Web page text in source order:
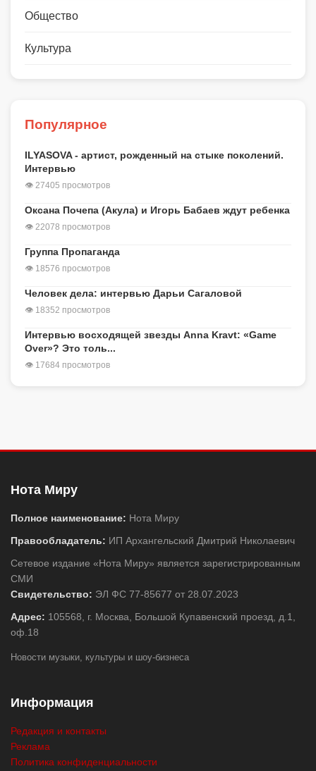
Общество
Культура
Популярное
ILYASOVA - артист, рожденный на стыке поколений.
Интервью
👁 27405 просмотров
Оксана Почепа (Акула) и Игорь Бабаев ждут ребенка
👁 22078 просмотров
Группа Пропаганда
👁 18576 просмотров
Человек дела: интервью Дарьи Сагаловой
👁 18352 просмотров
Интервью восходящей звезды Anna Kravt: «Game
Over»? Это толь...
👁 17684 просмотров
Нота Миру
Полное наименование: Нота Миру
Правообладатель: ИП Архангельский Дмитрий Николаевич
Сетевое издание «Нота Миру» является зарегистрированным
СМИ
Свидетельство: ЭЛ ФС 77-85677 от 28.07.2023
Адрес: 105568, г. Москва, Большой Купавенский проезд, д.1,
оф.18
Новости музыки, культуры и шоу-бизнеса
Информация
Редакция и контакты
Реклама
Политика конфиденциальности